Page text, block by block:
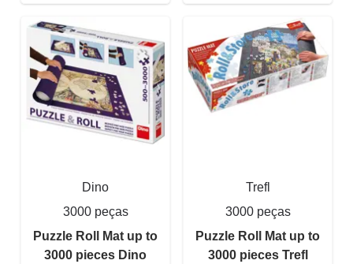
Dino
3000 peças
Puzzle Roll Mat up to
3000 pieces Dino
Trefl
3000 peças
Puzzle Roll Mat up to
3000 pieces Trefl